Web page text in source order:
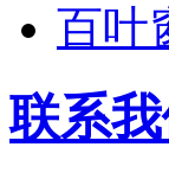
百叶
联系